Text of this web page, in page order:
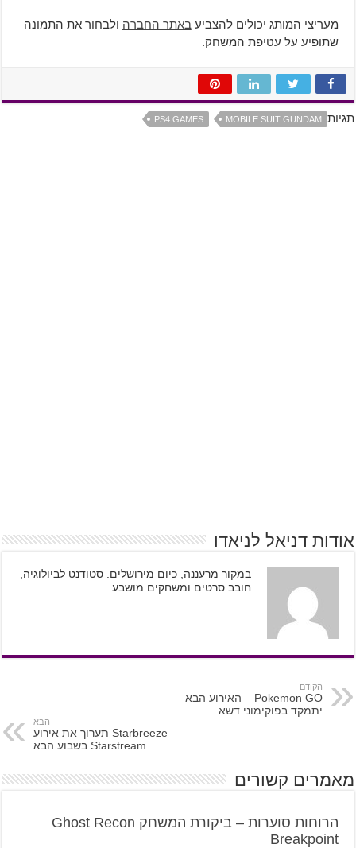
מעריצי המותג יכולים להצביע באתר החברהולבחור את התמונה
שתופיע על עטיפת המשחק.
תגיות MOBILE SUIT GUNDAM
PS4 GAMES
אודות דניאל לניאדו
במקור מרעננה, כיום מירושלים. סטודנט לביולוגיה,
חובב סרטים ומשחקים מושבע.
הקודם
Pokemon GO – האירוע הבא
יתמקד בפוקימוני דשא
הבא
Starbreeze תערוך את אירוע
Starstream בשבוע הבא
מאמרים קשורים
הרוחות סוערות – ביקורת המשחק Ghost Recon
Breakpoint